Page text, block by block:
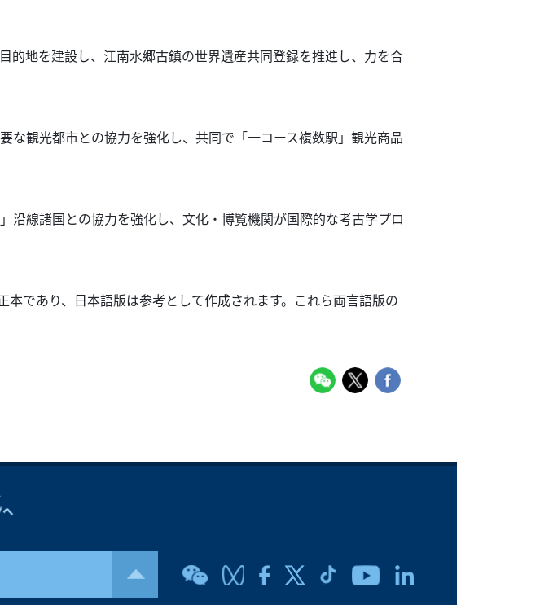
的地を建設し、江南水郷古鎮の世界遺産共同登録を推進し、力を合
な観光都市との協力を強化し、共同で「一コース複数駅」観光商品
沿線諸国との協力を強化し、文化・博覧機関が国際的な考古学プロ
であり、日本語版は参考として作成されます。これら両言語版の